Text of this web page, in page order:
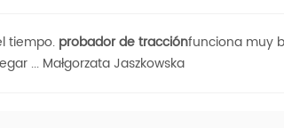
tiempo. probador de tracciónfunciona muy
... Małgorzata Jaszkowska